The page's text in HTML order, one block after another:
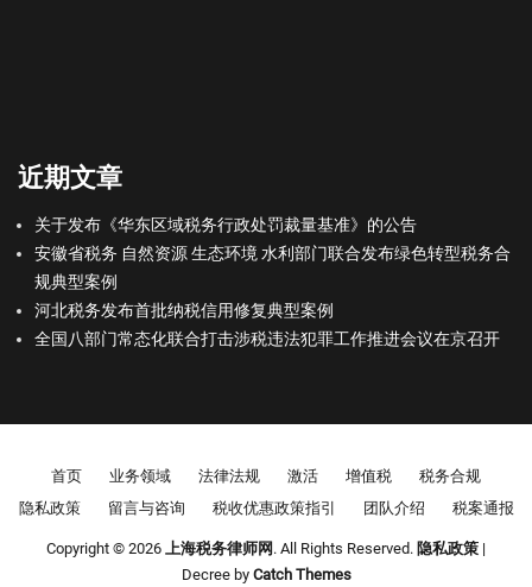
近期文章
关于发布《华东区域税务行政处罚裁量基准》的公告
安徽省税务 自然资源 生态环境 水利部门联合发布绿色转型税务合
规典型案例
河北税务发布首批纳税信用修复典型案例
全国八部门常态化联合打击涉税违法犯罪工作推进会议在京召开
Footer menu
首页 业务领域 法律法规 激活 增值税
税务合规
隐私政策
留言与咨询 税收优惠政策指引 团队介绍 税案通报
Copyright © 2026 上海税务律师网 . All Rights Reserved. 隐私政策 |
Decree by Catch Themes